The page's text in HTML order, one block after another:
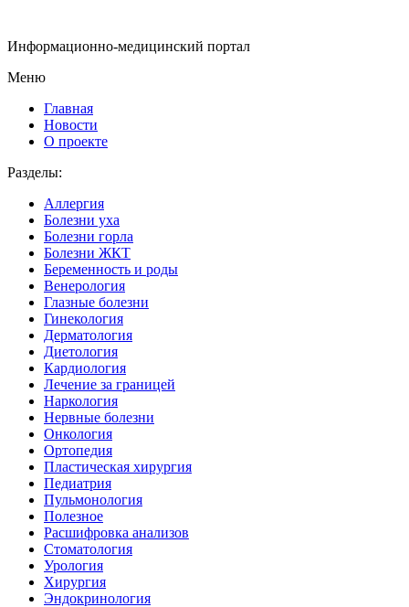
Информационно-медицинский портал
Меню
Главная
Новости
О проекте
Разделы:
Аллергия
Болезни уха
Болезни горла
Болезни ЖКТ
Беременность и роды
Венерология
Глазные болезни
Гинекология
Дерматология
Диетология
Кардиология
Лечение за границей
Наркология
Нервные болезни
Онкология
Ортопедия
Пластическая хирургия
Педиатрия
Пульмонология
Полезное
Расшифровка анализов
Стоматология
Урология
Хирургия
Эндокринология